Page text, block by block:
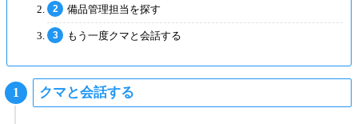
備品管理担当を探す
もう一度クマと会話する
クマと会話する